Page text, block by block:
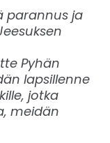
parannus ja
Pyhän
lapsillenne
jotka
meidän